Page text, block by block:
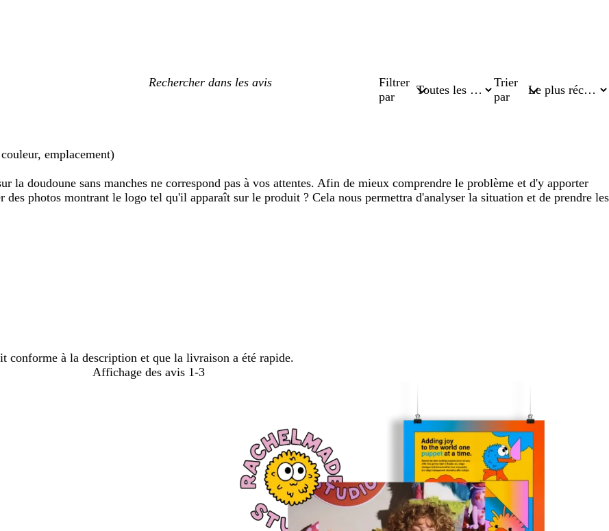
Mes
Filtrer
par
Trier
par
emplacement)
la doudoune sans manches ne correspond pas à vos attentes. Afin de mieux comprendre le problème et d'y apporter
photos montrant le logo tel qu'il apparaît sur le produit ? Cela nous permettra d'analyser la situation et de prendre les
conforme à la description et que la livraison a été rapide.
Affichage des avis 1-3